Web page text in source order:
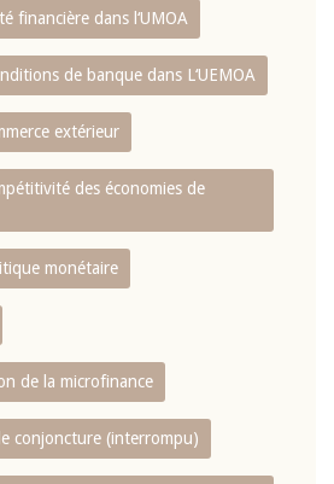
financière dans l‘UMOA
de banque dans L‘UEMOA
extérieur
des économies de
monétaire
de la microfinance
conjoncture (interrompu)